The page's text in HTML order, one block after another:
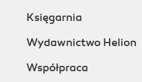
Księgarnia
Wydawnictwo Helion
Współpraca